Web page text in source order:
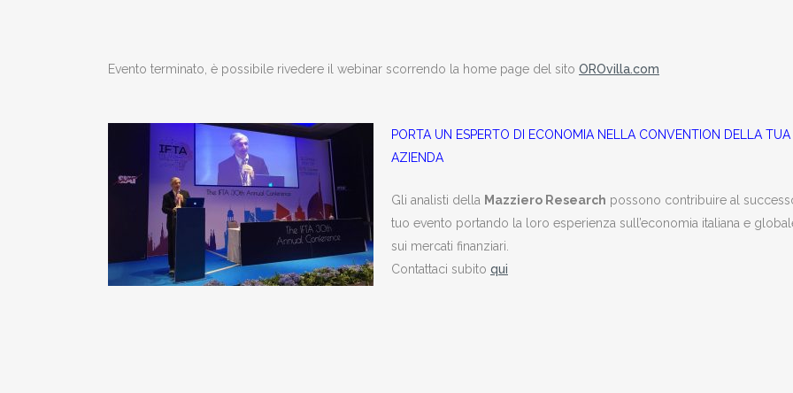
Evento terminato, è possibile rivedere il webinar scorrendo la home page del sito OROvilla.com
PORTA UN ESPERTO DI ECONOMIA NELLA CONVENTION DELLA TUA
AZIENDA
Gli analisti della Mazziero Research possono contribuire al
tuo evento portando la loro esperienza sull’economia italiana e
sui mercati finanziari.
Contattaci subito qui